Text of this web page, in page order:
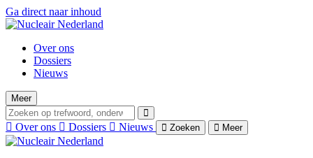
Ga direct naar inhoud
Over ons
Dossiers
Nieuws
Meer
Over ons Dossiers Nieuws Zoeken Meer